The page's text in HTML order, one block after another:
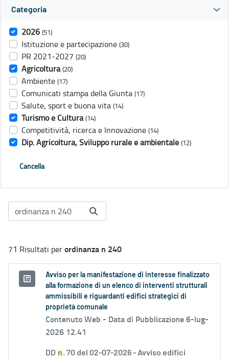
Categoria
2026 (51)
Istituzione e partecipazione (30)
PR 2021-2027 (20)
Agricoltura (20)
Ambiente (17)
Comunicati stampa della Giunta (17)
Salute, sport e buona vita (14)
Turismo e Cultura (14)
Competitività, ricerca e Innovazione (14)
Dip. Agricoltura, Sviluppo rurale e ambientale (12)
Cancella
71 Risultati perordinanza n 240
Avviso per la manifestazione di interesse finalizzato
alla formazione di un elenco di interventi strutturali
ammissibili e riguardanti edifici strategici di
proprietà comunale
Contenuto Web - Data di Pubblicazione 6-lug-
2026 12.41
DD n. 70 del 02-07-2026 - Avviso edifici